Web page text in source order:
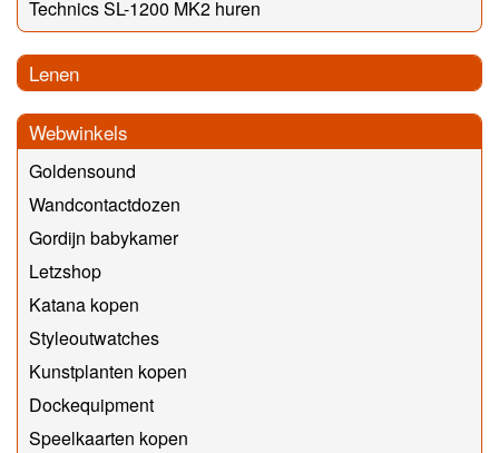
Technics SL-1200 MK2 huren
Lenen
Webwinkels
Goldensound
Wandcontactdozen
Gordijn babykamer
Letzshop
Katana kopen
Styleoutwatches
Kunstplanten kopen
Dockequipment
Speelkaarten kopen